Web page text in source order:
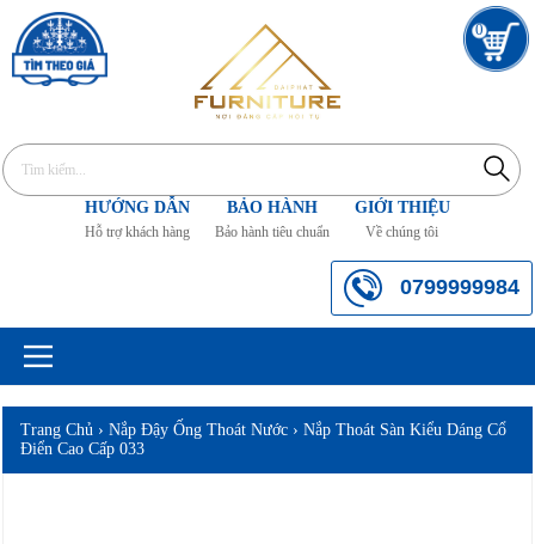
0
HƯỚNG DẪN
Hỗ trợ khách hàng
BẢO HÀNH
Bảo hành tiêu chuẩn
GIỚI THIỆU
Về chúng tôi
0799999984
Trang Chủ ›Nắp Đậy Ống Thoát Nước ›Nắp Thoát Sàn Kiểu Dáng Cổ
Điển Cao Cấp 033